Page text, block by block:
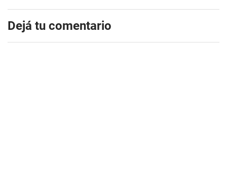
Dejá tu comentario